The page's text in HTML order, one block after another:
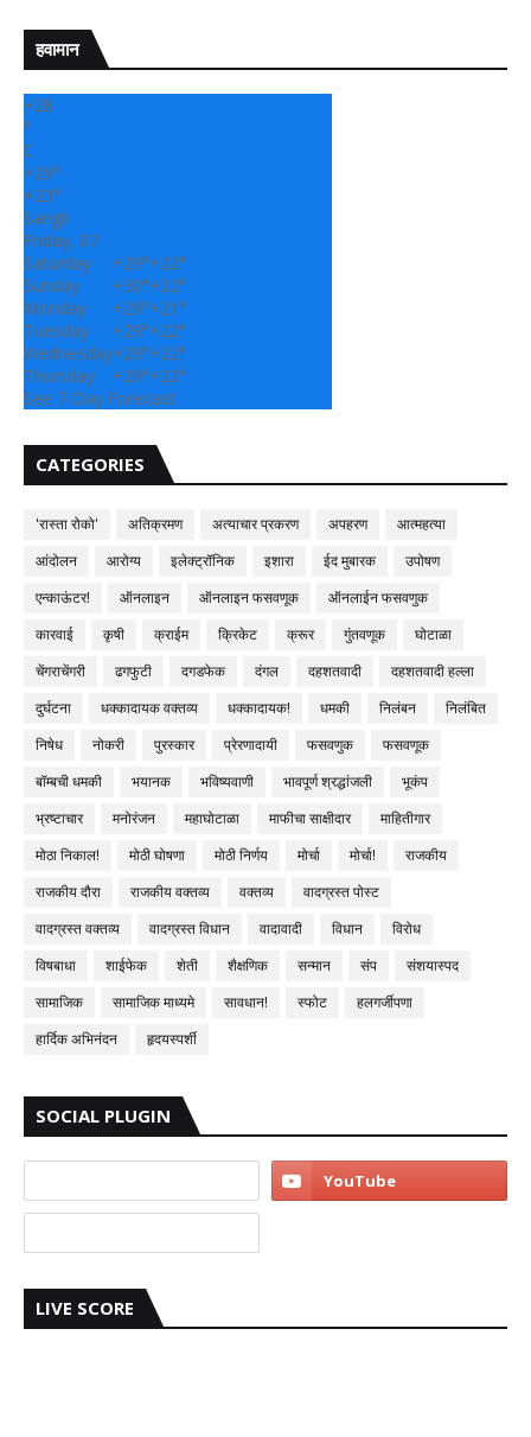
हवामान
+28
°
C
+29°
+23°
Sangli
Friday, 07
Saturday
+29°+22°
Sunday
+30°+22°
Monday
+29°+21°
Tuesday
+29°+22°
Wednesday+29°+22°
Thursday
+29°+22°
See 7-Day Forecast
CATEGORIES
'रास्ता रोको' अतिक्रमण अत्याचार प्रकरण अपहरण
आत्महत्या
आंदोलन
आरोग्य इलेक्ट्रॉनिक इशारा ईद मुबारक
उपोषण
एन्काऊंटर!
ऑनलाइन ऑनलाइन फसवणूक
ऑनलाईन फसवणुक
कारवाई
कृषी क्राईम क्रिकेट क्रूर गुंतवणूक
घोटाळा
चेंगराचेंगरी
ढगफुटी दगडफेक दंगल दहशतवादी
दहशतवादी हल्ला
दुर्घटना
धक्कादायक वक्तव्य धक्कादायक! धमकी निलंबन
निलंबित
निषेध
नोकरी पुरस्कार प्रेरणादायी फसवणुक
फसवणूक
बॉम्बची धमकी
भयानक भविष्यवाणी भावपूर्ण श्रद्धांजली
भूकंप
भ्रष्टाचार
मनोरंजन महाघोटाळा माफीचा साक्षीदार
माहितीगार
मोठा निकाल!
मोठी घोषणा मोठी निर्णय मोर्चा मोर्चा!
राजकीय
राजकीय दौरा
राजकीय वक्तव्य वक्तव्य
वादग्रस्त पोस्ट
वादग्रस्त वक्तव्य
वादग्रस्त विधान वादावादी विधान
विरोध
विषबाधा
शाईफेक शेती शैक्षणिक सन्मान संप
संशयास्पद
सामाजिक
सामाजिक माध्यमे सावधान! स्फोट
हलगर्जीपणा
हार्दिक अभिनंदन
हृदयस्पर्शी
SOCIAL PLUGIN
LIVE SCORE